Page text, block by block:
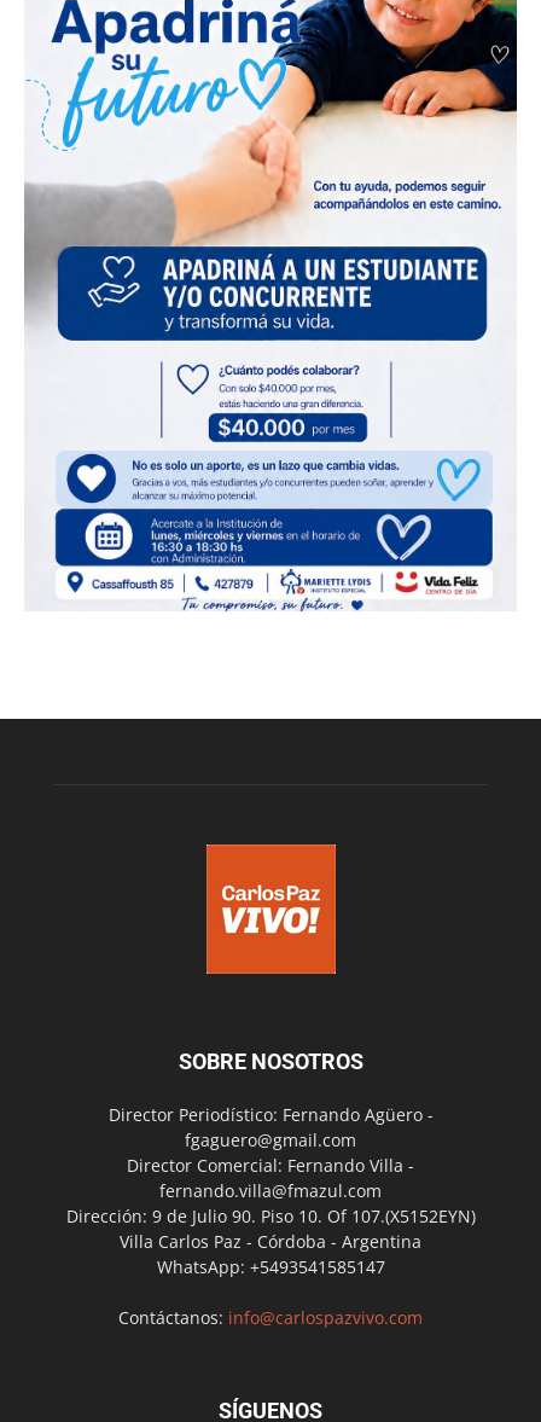
SOBRE NOSOTROS
Director Periodístico: Fernando Agüero -
fgaguero@gmail.com
Director Comercial: Fernando Villa -
fernando.villa@fmazul.com
Dirección: 9 de Julio 90. Piso 10. Of 107.(X5152EYN)
Villa Carlos Paz - Córdoba - Argentina
WhatsApp: +5493541585147
Contáctanos: info@carlospazvivo.com
SÍGUENOS